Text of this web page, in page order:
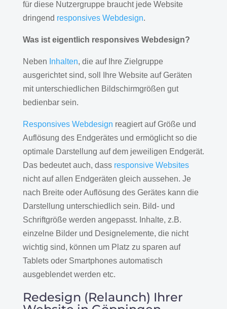
für diese Nutzergruppe braucht jede Website
dringend responsives Webdesign.
Was ist eigentlich responsives Webdesign?
Neben Inhalten, die auf Ihre Zielgruppe
ausgerichtet sind, soll Ihre Website auf Geräten
mit unterschiedlichen Bildschirmgrößen gut
bedienbar sein.
Responsives Webdesign reagiert auf Größe und
Auflösung des Endgerätes und ermöglicht so die
optimale Darstellung auf dem jeweiligen Endgerät.
Das bedeutet auch, dass responsive Websites
nicht auf allen Endgeräten gleich aussehen. Je
nach Breite oder Auflösung des Gerätes kann die
Darstellung unterschiedlich sein. Bild- und
Schriftgröße werden angepasst. Inhalte, z.B.
einzelne Bilder und Designelemente, die nicht
wichtig sind, können um Platz zu sparen auf
Tablets oder Smartphones automatisch
ausgeblendet werden etc.
Redesign (Relaunch) Ihrer